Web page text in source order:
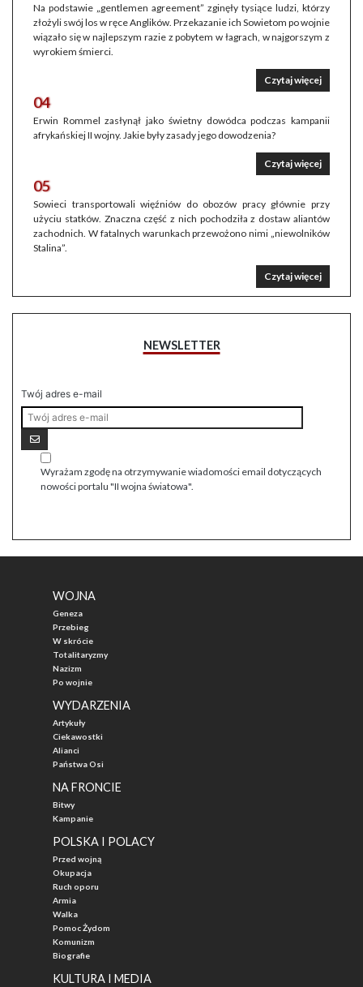
Na podstawie „gentlemen agreement” zginęły tysiące ludzi, którzy
złożyli swój los w ręce Anglików. Przekazanie ich Sowietom po wojnie
wiązało się w najlepszym razie z pobytem w łagrach, w najgorszym z
wyrokiem śmierci.
Czytaj więcej
04
Erwin Rommel zasłynął jako świetny dowódca podczas kampanii
afrykańskiej II wojny. Jakie były zasady jego dowodzenia?
Czytaj więcej
05
Sowieci transportowali więźniów do obozów pracy głównie przy
użyciu statków. Znaczna część z nich pochodziła z dostaw aliantów
zachodnich. W fatalnych warunkach przewożono nimi „niewolników
Stalina”.
Czytaj więcej
NEWSLETTER
Twój adres e-mail
Wyrażam zgodę na otrzymywanie wiadomości email dotyczących
nowości portalu "II wojna światowa".
WOJNA
Geneza
Przebieg
W skrócie
Totalitaryzmy
Nazizm
Po wojnie
WYDARZENIA
Artykuły
Ciekawostki
Alianci
Państwa Osi
NA FRONCIE
Bitwy
Kampanie
POLSKA I POLACY
Przed wojną
Okupacja
Ruch oporu
Armia
Walka
Pomoc Żydom
Komunizm
Biografie
KULTURA I MEDIA